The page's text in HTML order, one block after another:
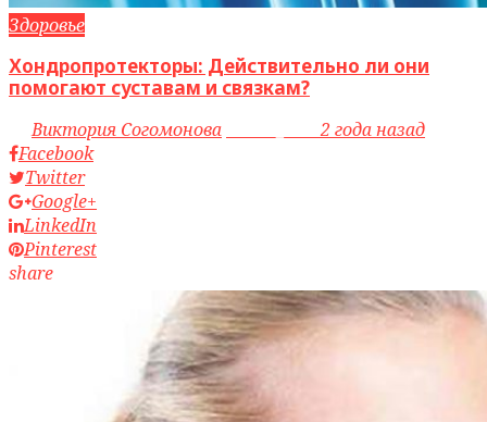
Здоровье
Хондропротекторы: Действительно ли они
помогают суставам и связкам?
byВиктория Согомонова access_time2 года назад
Facebook
Twitter
Google+
LinkedIn
Pinterest
share